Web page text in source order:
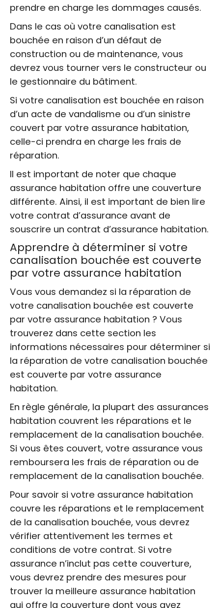
prendre en charge les dommages causés.
Dans le cas où votre canalisation est
bouchée en raison d’un défaut de
construction ou de maintenance, vous
devrez vous tourner vers le constructeur ou
le gestionnaire du bâtiment.
Si votre canalisation est bouchée en raison
d’un acte de vandalisme ou d’un sinistre
couvert par votre assurance habitation,
celle-ci prendra en charge les frais de
réparation.
Il est important de noter que chaque
assurance habitation offre une couverture
différente. Ainsi, il est important de bien lire
votre contrat d’assurance avant de
souscrire un contrat d’assurance habitation.
Apprendre à déterminer si votre
canalisation bouchée est couverte
par votre assurance habitation
Vous vous demandez si la réparation de
votre canalisation bouchée est couverte
par votre assurance habitation ? Vous
trouverez dans cette section les
informations nécessaires pour déterminer si
la réparation de votre canalisation bouchée
est couverte par votre assurance
habitation.
En règle générale, la plupart des assurances
habitation couvrent les réparations et le
remplacement de la canalisation bouchée.
Si vous êtes couvert, votre assurance vous
remboursera les frais de réparation ou de
remplacement de la canalisation bouchée.
Pour savoir si votre assurance habitation
couvre les réparations et le remplacement
de la canalisation bouchée, vous devrez
vérifier attentivement les termes et
conditions de votre contrat. Si votre
assurance n’inclut pas cette couverture,
vous devrez prendre des mesures pour
trouver la meilleure assurance habitation
qui offre la couverture dont vous avez